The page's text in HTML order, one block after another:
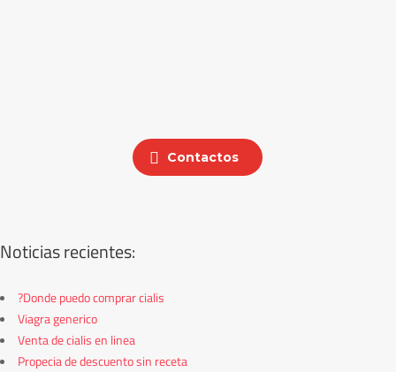
Contactos
Noticias recientes:
?Donde puedo comprar cialis
Viagra generico
Venta de cialis en linea
Propecia de descuento sin receta